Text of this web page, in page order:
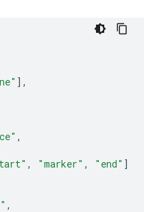
],
,
, "marker" , "end" ]
,